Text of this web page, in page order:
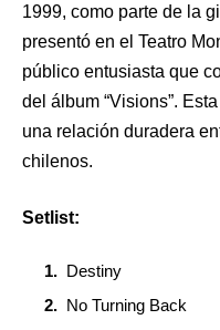
1999, como parte de la
presentó en el Teatro
público entusiasta que
del álbum “Visions”.
una relación duradera
chilenos.
Setlist:
Destiny
No Turning Back